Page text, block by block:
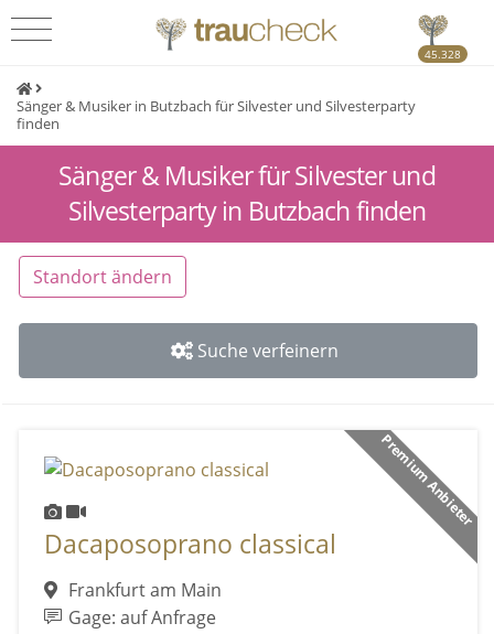
45.328
Sänger & Musiker in Butzbach für Silvester und Silvesterparty
finden
Sänger & Musiker für Silvester und
Silvesterparty in Butzbach finden
Standort ändern
Suche verfeinern
Premium Anbieter
Dacaposoprano classical
Frankfurt am Main
Gage: auf Anfrage